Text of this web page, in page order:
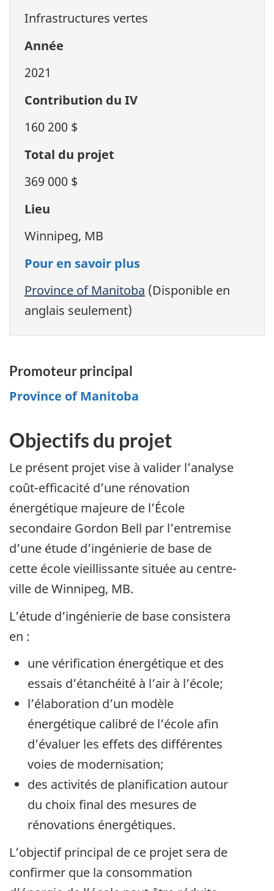
Infrastructures vertes
Année
2021
Contribution du IV
160 200 $
Total du projet
369 000 $
Lieu
Winnipeg, MB
Pour en savoir plus
Province of Manitoba (Disponible en
anglais seulement)
Promoteur principal
Province of Manitoba
Objectifs du projet
Le présent projet vise à valider l’analyse
coût-efficacité d’une rénovation
énergétique majeure de l’École
secondaire Gordon Bell par l’entremise
d’une étude d’ingénierie de base de
cette école vieillissante située au centre-
ville de Winnipeg, MB.
L’étude d’ingénierie de base consistera
en :
une vérification énergétique et des
essais d’étanchéité à l’air à l’école;
l’élaboration d’un modèle
énergétique calibré de l’école afin
d’évaluer les effets des différentes
voies de modernisation;
des activités de planification autour
du choix final des mesures de
rénovations énergétiques.
L’objectif principal de ce projet sera de
confirmer que la consommation